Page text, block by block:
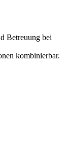
Betreuung bei
kombinierbar.